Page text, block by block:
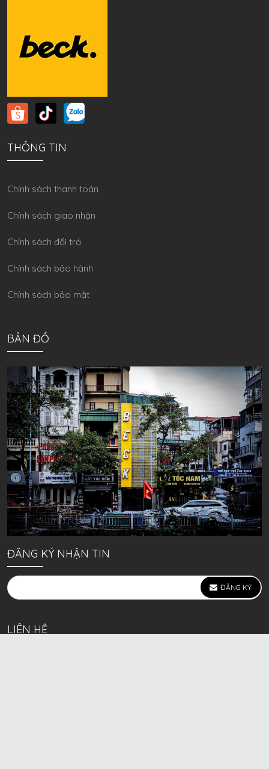
THÔNG TIN
Chính sách thanh toán
Chính sách giao nhận
Chính sách đổi trả
Chính sách bảo hành
Chính sách bảo mật
BẢN ĐỒ
ĐĂNG KÝ NHẬN TIN
ĐĂNG KÝ
LIÊN HỆ